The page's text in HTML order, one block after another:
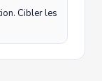
Cibler les